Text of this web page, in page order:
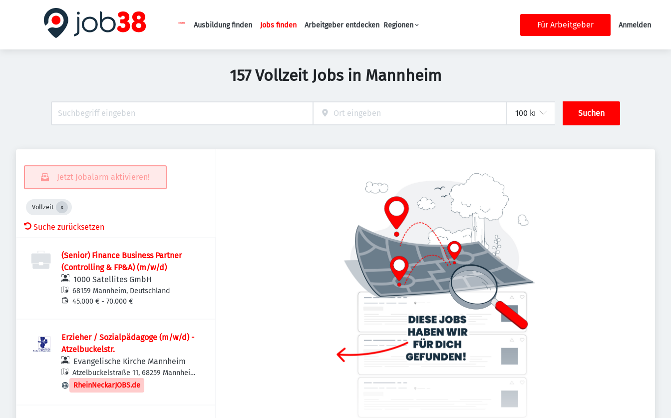
Haupt-Navigation
Ausbildung finden Jobs finden Arbeitgeber entdecken Regionen Für Arbeitgeber Anmelden
157 Vollzeit Jobs in Mannheim
Suchen
Jetzt Jobalarm aktivieren!
Vollzeit
Suche zurücksetzen
(Senior) Finance Business Partner
(Controlling & FP&A) (m/w/d)
1000 Satellites GmbH
68159 Mannheim, Deutschland
45.000 € - 70.000 €
Erzieher / Sozialpädagoge (m/w/d) -
Atzelbuckelstr.
Evangelische Kirche Mannheim
Atzelbuckelstraße 11, 68259 Mannheim,
Deutschland
RheinNeckarJOBS.de